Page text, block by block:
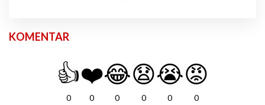
KOMENTAR
👍
0
❤️
0
😂
0
😧
0
😭
0
😡
0